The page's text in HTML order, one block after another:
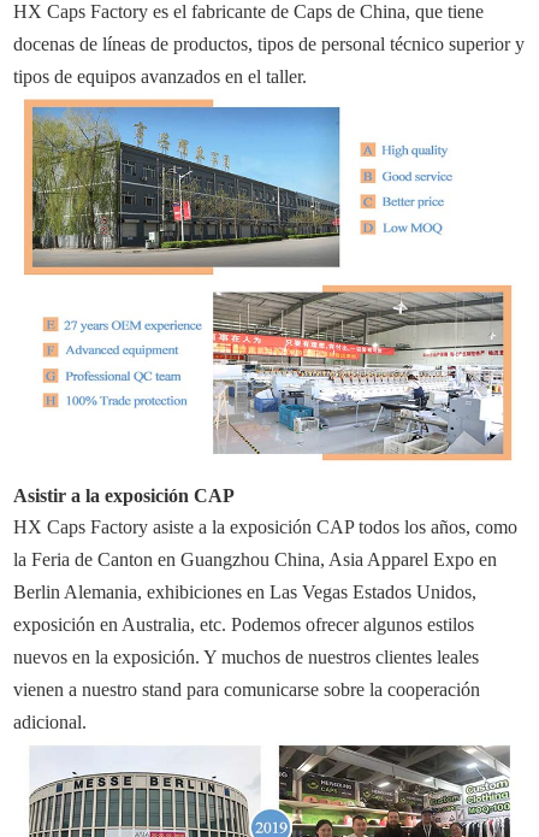
HX Caps Factory es el fabricante de Caps de China, que tiene
docenas de líneas de productos, tipos de personal técnico superior y
tipos de equipos avanzados en el taller.
Asistir a la exposición CAP
HX Caps Factory asiste a la exposición CAP todos los años, como
la Feria de Canton en Guangzhou China, Asia Apparel Expo en
Berlin Alemania, exhibiciones en Las Vegas Estados Unidos,
exposición en Australia, etc. Podemos ofrecer algunos estilos
nuevos en la exposición. Y muchos de nuestros clientes leales
vienen a nuestro stand para comunicarse sobre la cooperación
adicional.